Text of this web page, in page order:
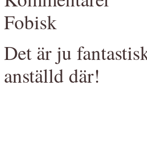
Fobisk
Det är ju
anställd där!